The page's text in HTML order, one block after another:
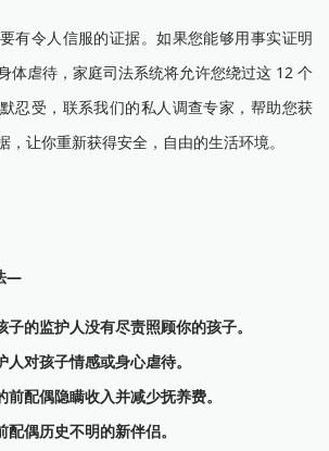
有令人信服的证据。如果您能够用事实证明
体虐待，家庭司法系统将允许您绕过这 12 个
忍受，联系我们的私人调查专家，帮助您获
，让你重新获得安全，自由的生活环境。
—
子的监护人没有尽责照顾你的孩子。
对孩子情感或身心虐待。
配偶隐瞒收入并减少抚养费。
偶历史不明的新伴侣。